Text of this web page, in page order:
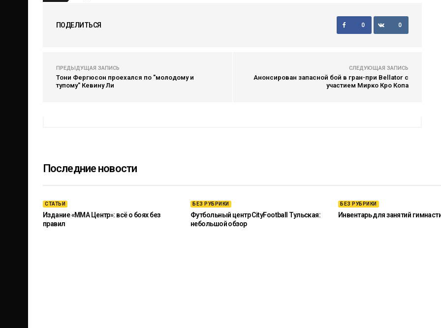
ПОДЕЛИТЬСЯ 0 0
ПРЕДЫДУЩАЯ ЗАПИСЬ
Тони Фергюсон проехался по "молодому и
тупому" Кевину Ли
СЛЕДУЮЩАЯ ЗАПИСЬ
Анонсирован запасной бой в гран-при Bellator с
участием Мирко Кро Копа
Последние новости
СТАТЬИ
Издание «ММА Центр»: всё о боях без
правил
БЕЗ РУБРИКИ
Футбольный центр CityFootball Тульская:
небольшой обзор
БЕЗ РУБРИКИ
Инвентарь для занятий